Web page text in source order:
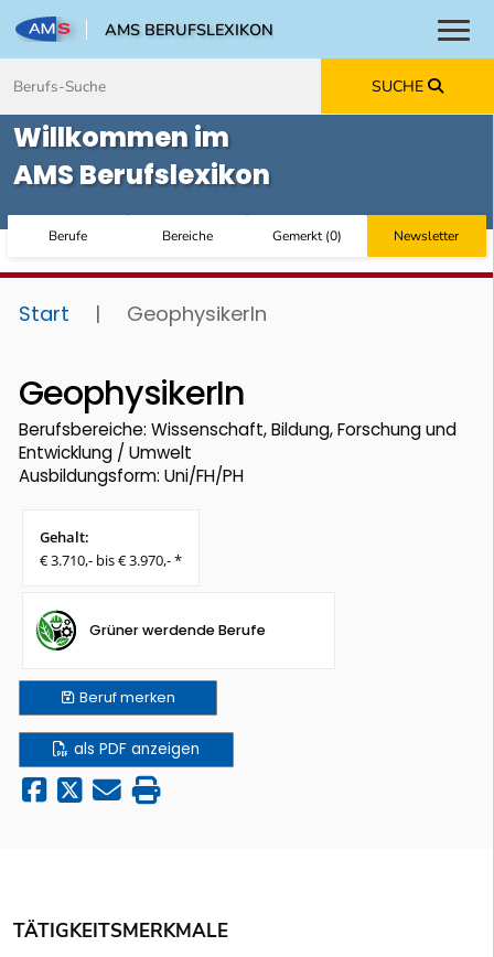
AMS BERUFSLEXIKON
SUCHE
Willkommen im
AMS Berufslexikon
Berufe Bereiche Gemerkt(0) Newsletter
Start | GeophysikerIn
GeophysikerIn
Berufsbereiche: Wissenschaft, Bildung, Forschung und
Entwicklung / Umwelt
Ausbildungsform: Uni/FH/PH
Gehalt:
€ 3.710,- bis € 3.970,- *
Grüner werdende Berufe
Berufmerken
als PDF anzeigen
TÄTIGKEITSMERKMALE